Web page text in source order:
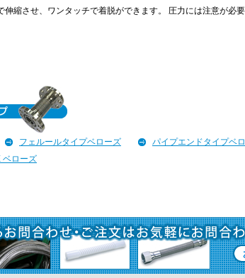
縮させ、ワンタッチで着脱ができます。 圧力には注意が必要
フェルールタイプベローズ パイプエンドタイプベ
ベローズ